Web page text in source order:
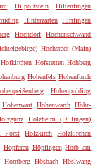
Hilpoltstein
Hiltenfingen
Hinterzarten
Hirrlingen
Hochdorf
Höchenschwand
Hochstadt (Main)
Hofkirchen Hofstetten Hohberg
Hohenfels Hohenfurch
Hohenpolding
Hohenwart Hohenwarth Höhr-
Holzheim (Dillingen)
Forst Holzkirch
Holzkirchen
Hopferau Höpfingen Horb am
Hornberg Hösbach Höslwang